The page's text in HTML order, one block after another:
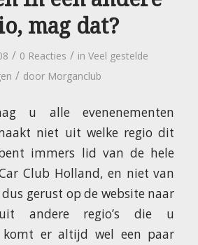
mag dat?
/ 0 Reacties / inVeel gestelde
/ door Morganclub
u alle evenenementen
niet uit welke regio dit
immers lid van de hele
Club Holland, en niet van
dus gerust op de website naar
uit andere regio’s die u
komt er altijd wel een paar